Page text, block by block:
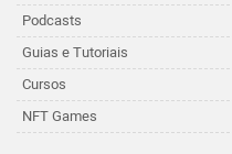
Podcasts
Guias e Tutoriais
Cursos
NFT Games